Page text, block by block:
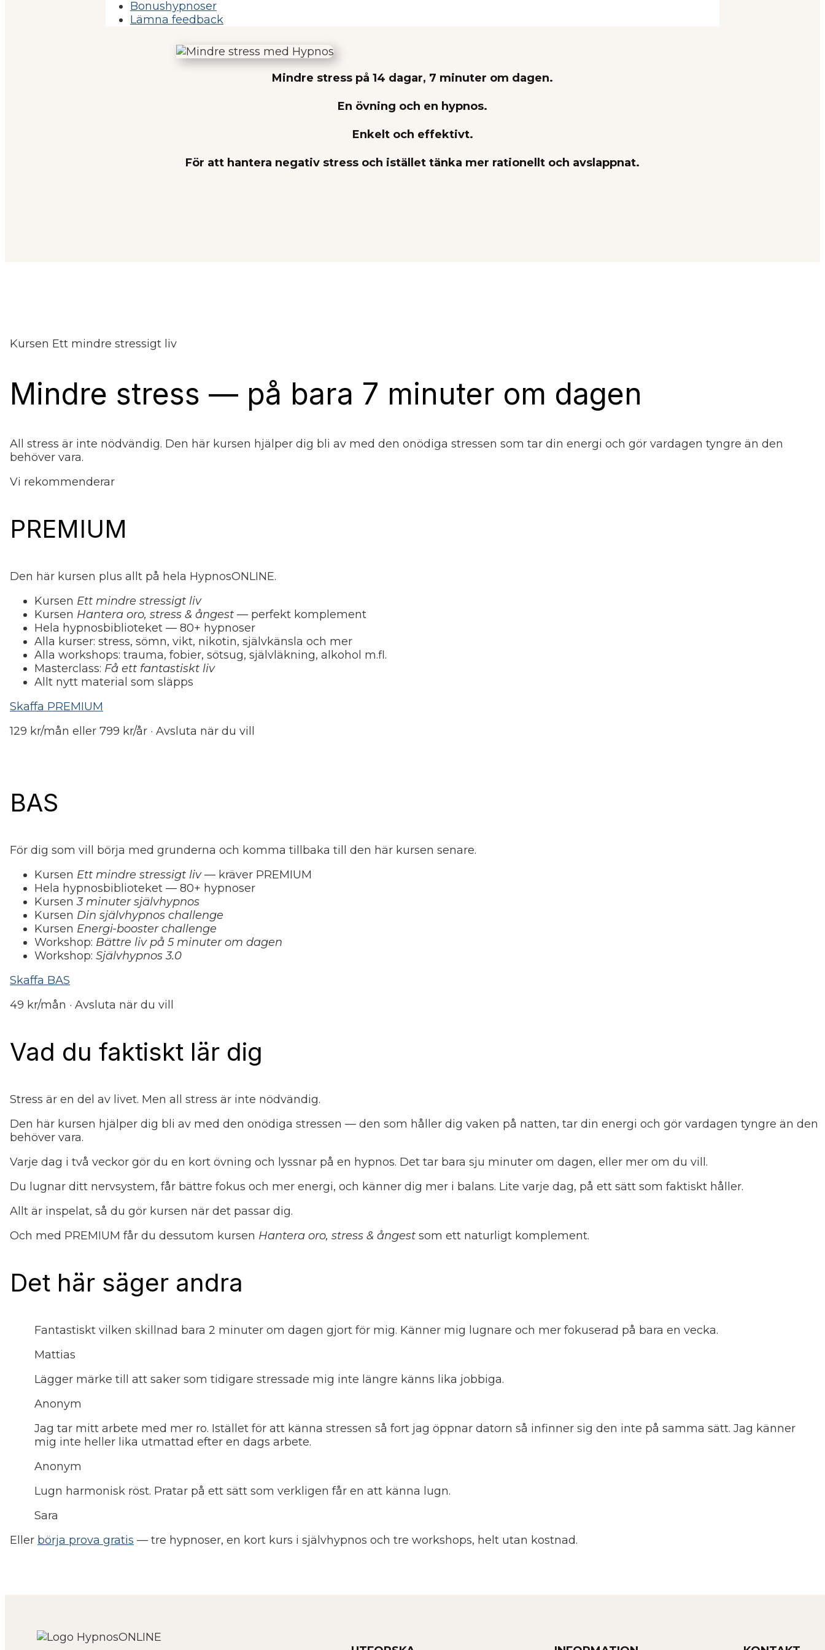
Bonushypnoser
Lämna feedback
Mindre stress på 14 dagar, 7 minuter om dagen.
En övning och en hypnos.
Enkelt och effektivt.
För att hantera negativ stress och istället tänka mer rationellt och avslappnat.
Kursen Ett mindre stressigt liv
Mindre stress — på bara 7 minuter om dagen
All stress är inte nödvändig. Den här kursen hjälper dig bli av med den onödiga stressen som tar din energi och gör vardagen tyngre än den
behöver vara.
Vi rekommenderar
PREMIUM
Den här kursen plus allt på hela HypnosONLINE.
Kursen Ett mindre stressigt liv
Kursen Hantera oro, stress & ångest — perfekt komplement
Hela hypnosbiblioteket — 80+ hypnoser
Alla kurser: stress, sömn, vikt, nikotin, självkänsla och mer
Alla workshops: trauma, fobier, sötsug, självläkning, alkohol m.fl.
Masterclass: Få ett fantastiskt liv
Allt nytt material som släpps
Skaffa PREMIUM
129 kr/mån eller 799 kr/år · Avsluta när du vill
BAS
För dig som vill börja med grunderna och komma tillbaka till den här kursen senare.
Kursen Ett mindre stressigt liv— kräver PREMIUM
Hela hypnosbiblioteket — 80+ hypnoser
Kursen3 minuter självhypnos
Kursen Din självhypnos challenge
Kursen Energi-booster challenge
Workshop: Bättre liv på 5 minuter om dagen
Workshop: Självhypnos 3.0
Skaffa BAS
49 kr/mån · Avsluta när du vill
Vad du faktiskt lär dig
Stress är en del av livet. Men all stress är inte nödvändig.
Den här kursen hjälper dig bli av med den onödiga stressen — den som håller dig vaken på natten, tar din energi och gör vardagen tyngre än den
behöver vara.
Varje dag i två veckor gör du en kort övning och lyssnar på en hypnos. Det tar bara sju minuter om dagen, eller mer om du vill.
Du lugnar ditt nervsystem, får bättre fokus och mer energi, och känner dig mer i balans. Lite varje dag, på ett sätt som faktiskt håller.
Allt är inspelat, så du gör kursen när det passar dig.
Och med PREMIUM får du dessutom kursen Hantera oro, stress & ångest som ett naturligt komplement.
Det här säger andra
Fantastiskt vilken skillnad bara 2 minuter om dagen gjort för mig. Känner mig lugnare och mer fokuserad på bara en vecka.
Mattias
Lägger märke till att saker som tidigare stressade mig inte längre känns lika jobbiga.
Anonym
Jag tar mitt arbete med mer ro. Istället för att känna stressen så fort jag öppnar datorn så infinner sig den inte på samma sätt. Jag känner
mig inte heller lika utmattad efter en dags arbete.
Anonym
Lugn harmonisk röst. Pratar på ett sätt som verkligen får en att känna lugn.
Sara
Eller börja prova gratis — tre hypnoser, en kort kurs i självhypnos och tre workshops, helt utan kostnad.